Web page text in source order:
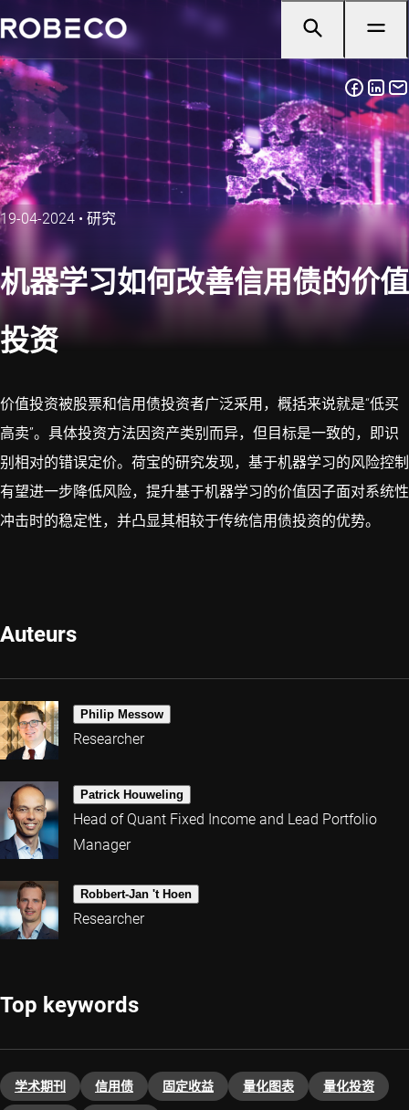
19-04-2024 • 研究
机器学习如何改善信用债的价值
投资
价值投资被股票和信用债投资者广泛采用，概括来说就是“低买
高卖”。具体投资方法因资产类别而异，但目标是一致的，即识
别相对的错误定价。荷宝的研究发现，基于机器学习的风险控制
有望进一步降低风险，提升基于机器学习的价值因子面对系统性
冲击时的稳定性，并凸显其相较于传统信用债投资的优势。
Auteurs
Philip Messow
Researcher
Patrick Houweling
Head of Quant Fixed Income and Lead Portfolio
Manager
Robbert-Jan 't Hoen
Researcher
Top keywords
学术期刊 信用债 固定收益 量化图表 量化投资